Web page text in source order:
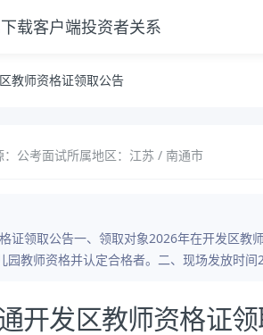
下载客户端投资者关系
教师资格证领取公告
：公考面试所属地区：江苏 / 南通市
证领取公告一、领取对象2026年在开发区教
园教师资格并认定合格者。二、现场发放时
开发区教师资格证